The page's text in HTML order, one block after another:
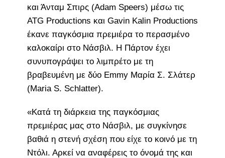
και Άνταμ Σπιρς (Adam Speers) μέσω τις
ATG Productions και Gavin Kalin Productions
έκανε παγκόσμια πρεμιέρα το περασμένο
καλοκαίρι στο Νάσβιλ. Η Πάρτον έχει
συνυπογράψει το λιμπρέτο με τη
βραβευμένη με δύο Emmy Μαρία Σ. Σλάτερ
(Maria S. Schlatter).
«Κατά τη διάρκεια της παγκόσμιας
πρεμιέρας μας στο Νάσβιλ, με συγκίνησε
βαθιά η στενή σχέση που είχε το κοινό με τη
Ντόλι. Αρκεί να αναφέρεις το όνομά της και